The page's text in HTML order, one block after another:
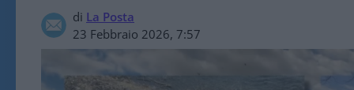
di La Posta
23 Febbraio 2026, 7:57